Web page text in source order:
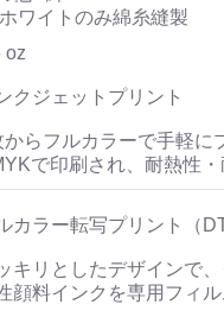
ワイトのみ綿糸縫製
oz
クジェットプリント
からフルカラーで手軽に
で印刷され、耐熱性
カラー転写プリント（
キリとしたデザインで
顔料インクを専用フィ